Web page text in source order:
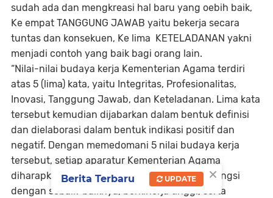
sudah ada dan mengkreasi hal baru yang oebih baik,
Ke empat TANGGUNG JAWAB yaitu bekerja secara
tuntas dan konsekuen, Ke lima KETELADANAN yakni
menjadi contoh yang baik bagi orang lain.
“Nilai-nilai budaya kerja Kementerian Agama terdiri
atas 5 (lima) kata, yaitu Integritas, Profesionalitas,
Inovasi, Tanggung Jawab, dan Keteladanan. Lima kata
tersebut kemudian dijabarkan dalam bentuk definisi
dan dielaborasi dalam bentuk indikasi positif dan
negatif. Dengan memedomani 5 nilai budaya kerja
tersebut, setiap aparatur Kementerian Agama
diharapkan dapat melaksanakan tugas dan fungsi
dengan sebaik-baiknya, berkinerja tinggi, serta
×
Berita Terbaru UPDATE